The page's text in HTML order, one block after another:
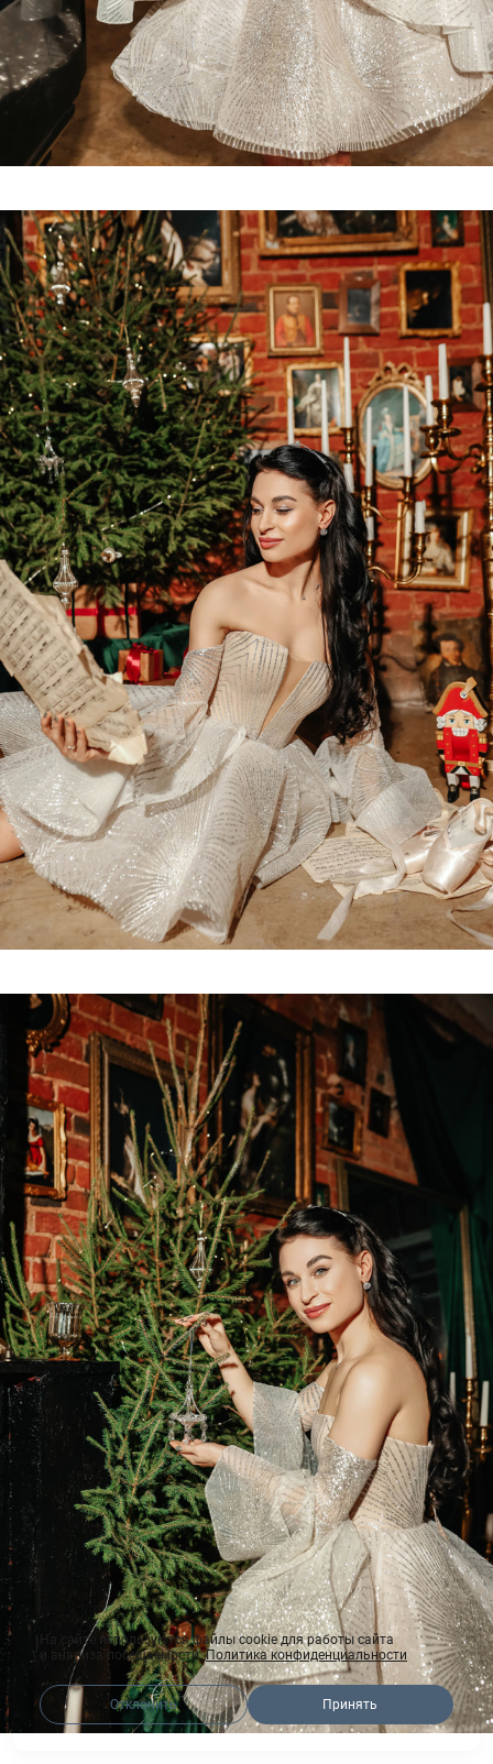
На сайте используются файлы cookie для работы сайта
и анализа посещаемости.Политика конфиденциальности
Отклонить Принять